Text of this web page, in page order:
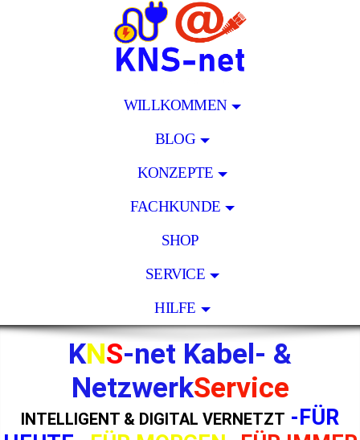
WILLKOMMEN
BLOG
KONZEPTE
FACHKUNDE
SHOP
SERVICE
HILFE
KNS-net Kabel- &
NetzwerkService
INTELLIGENT & DIGITAL VERNETZT -FÜR